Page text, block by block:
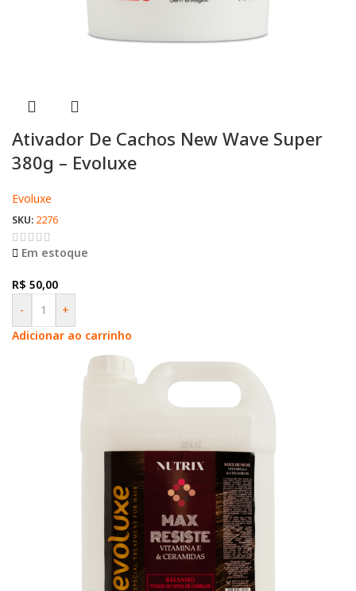
Ativador De Cachos New Wave Super
380g – Evoluxe
Evoluxe
SKU: 2276
Em estoque
R$ 50,00
-
+
Adicionar ao carrinho